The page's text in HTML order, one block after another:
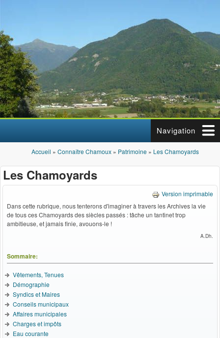
Navigation
Vous êtes ici
Accueil » Connaître Chamoux » Patrimoine » Les Chamoyards
Les Chamoyards
Version imprimable
Dans cette rubrique, nous tenterons d'imaginer à travers les Archives la vie
de tous ces Chamoyards des siècles passés : tâche un tantinet trop
ambitieuse, et jamais finie, avouons-le !
A.Dh.
Sommaire:
Vêtements, Tenues
Démographie
Syndics et Maires
Conseils municipaux
Affaires municipales
Charges et impôts
Eau courante